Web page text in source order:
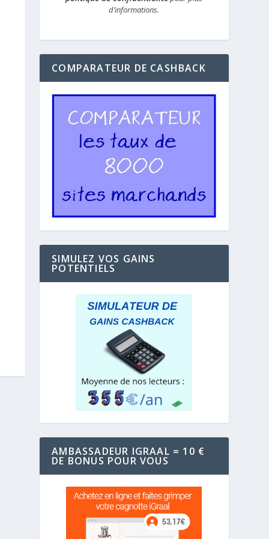
d’informations.
COMPARATEUR DE CASHBACK
SIMULEZ VOS GAINS
POTENTIELS
AMBASSADEUR IGRAAL = 10 €
DE BONUS POUR VOUS